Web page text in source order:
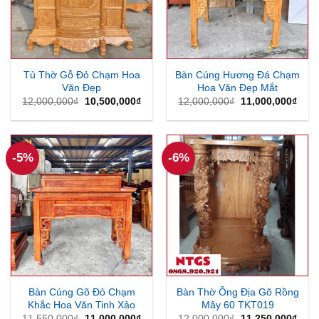
Tủ Thờ Gỗ Đỏ Chạm Hoa
Văn Đẹp
12,000,000₫
Giá
là:
10,500,000₫Giá
tại
10,500,000₫.
Bàn Cúng Hương Đá Chạm
Hoa Văn Đẹp Mắt
12,000,000₫
Giá
là:
11,000,000₫Giá
tại
-5%
Bàn Cúng Gõ Đỏ Chạm
Khắc Hoa Văn Tinh Xảo
-6%
Bàn Thờ Ông Địa Gõ Rồng
Mây 60 TKT019